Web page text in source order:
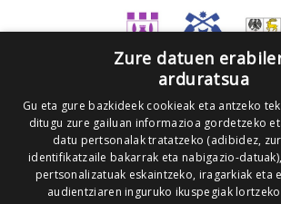
Zure datuen
arduratsua
Gu eta gure bazkideek cookieak eta antzeko
ditugu zure gailuan informazioa gordetzeko
datu pertsonalak tratatzeko (adibidez,
identifikatzaile bakarrak eta nabigazio-
pertsonalizatuak eskaintzeko, iragarkiak eta
audientziaren inguruko ikuspegiak